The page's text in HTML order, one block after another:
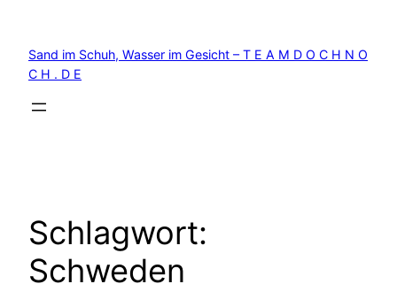
springen
Sand im Schuh, Wasser im Gesicht – T E A M D O C H N O
C H . D E
Schlagwort:
Schweden